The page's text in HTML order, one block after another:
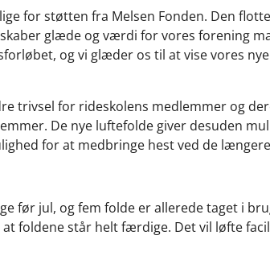
for støtten fra Melsen Fonden. Den
glæde og værdi for vores forening
og vi glæder os til at vise vores
trivsel for rideskolens medlemmer og
De nye luftefolde giver desuden
for at medbringe hest ved de
før jul, og fem folde er allerede taget i
foldene står helt færdige. Det vil løfte